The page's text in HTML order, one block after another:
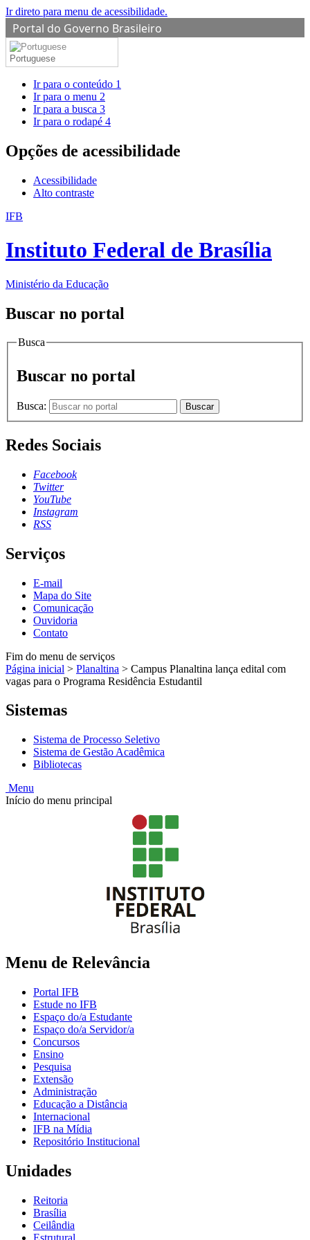
Ir direto para menu de acessibilidade.
Portal do Governo Brasileiro
Portuguese
Ir para o conteúdo 1
Ir para o menu 2
Ir para a busca 3
Ir para o rodapé 4
Opções de acessibilidade
Acessibilidade
Alto contraste
IFB
Instituto Federal de Brasília
Ministério da Educação
Buscar no portal
Busca
Buscar no portal
Busca: Buscar
Redes Sociais
Facebook
Twitter
YouTube
Instagram
RSS
Serviços
E-mail
Mapa do Site
Comunicação
Ouvidoria
Contato
Fim do menu de serviços
Página inicial > Planaltina > Campus Planaltina lança edital com
vagas para o Programa Residência Estudantil
Sistemas
Sistema de Processo Seletivo
Sistema de Gestão Acadêmica
Bibliotecas
Menu
Início do menu principal
Menu de Relevância
Portal IFB
Estude no IFB
Espaço do/a Estudante
Espaço do/a Servidor/a
Concursos
Ensino
Pesquisa
Extensão
Administração
Educação a Distância
Internacional
IFB na Mídia
Repositório Institucional
Unidades
Reitoria
Brasília
Ceilândia
Estrutural